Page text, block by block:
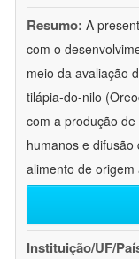
Resumo: A
com o
meio da avaliação
tilápia-do-nilo
com a produção
humanos e
alimento de
Instituição/UF/